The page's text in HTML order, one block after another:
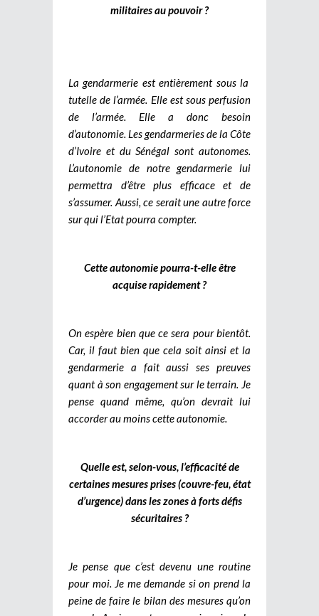
militaires au pouvoir ?
La gendarmerie est entièrement sous la
tutelle de l’armée. Elle est sous perfusion
de l’armée. Elle a donc besoin
d’autonomie. Les gendarmeries de la Côte
d’Ivoire et du Sénégal sont autonomes.
L’autonomie de notre gendarmerie lui
permettra d’être plus efficace et de
s’assumer. Aussi, ce serait une autre force
sur qui l’Etat pourra compter.
Cette autonomie pourra-t-elle être
acquise rapidement ?
On espère bien que ce sera pour bientôt.
Car, il faut bien que cela soit ainsi et la
gendarmerie a fait aussi ses preuves
quant à son engagement sur le terrain. Je
pense quand même, qu’on devrait lui
accorder au moins cette autonomie.
Quelle est, selon-vous, l’efficacité de
certaines mesures prises (couvre-feu, état
d’urgence) dans les zones à forts défis
sécuritaires ?
Je pense que c’est devenu une routine
pour moi. Je me demande si on prend la
peine de faire le bilan des mesures qu’on